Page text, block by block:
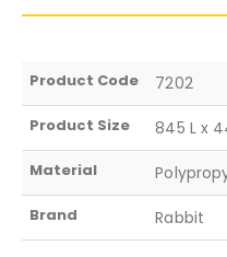
Product Code 7202
Product Size 845 L x
Material
Brand Rabbit